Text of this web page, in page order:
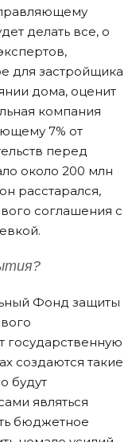
делать все, о
для застройщика
дома, оценит
компания
7% от
перед
около 200 млн
расстарался,
соглашения с
Фонд защиты
государственную
создаются такие
будут
являться
бюджетное